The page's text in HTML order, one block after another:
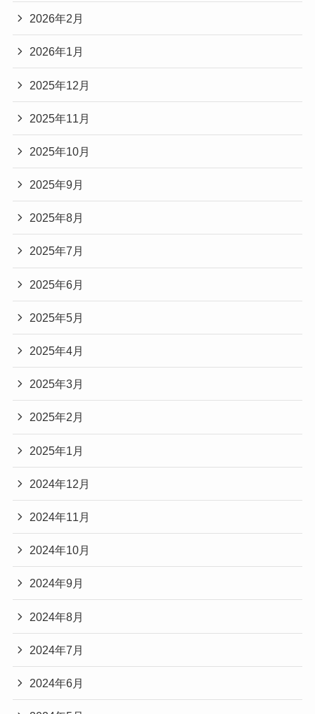
2026年2月
2026年1月
2025年12月
2025年11月
2025年10月
2025年9月
2025年8月
2025年7月
2025年6月
2025年5月
2025年4月
2025年3月
2025年2月
2025年1月
2024年12月
2024年11月
2024年10月
2024年9月
2024年8月
2024年7月
2024年6月